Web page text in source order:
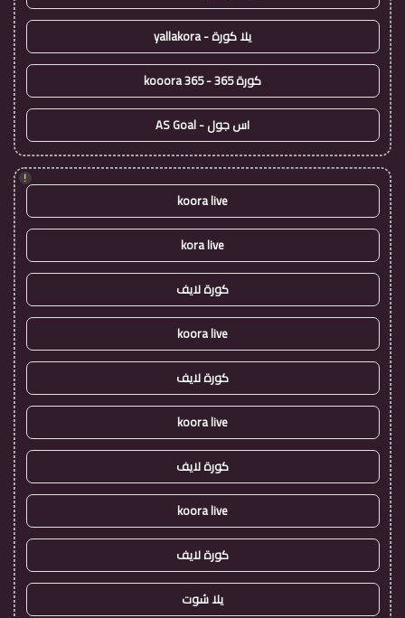
يلا كورة - yallakora
كورة 365 - kooora 365
اس جول - AS Goal
!
koora live
kora live
كورة لايف
koora live
كورة لايف
koora live
كورة لايف
koora live
كورة لايف
يلا شوت